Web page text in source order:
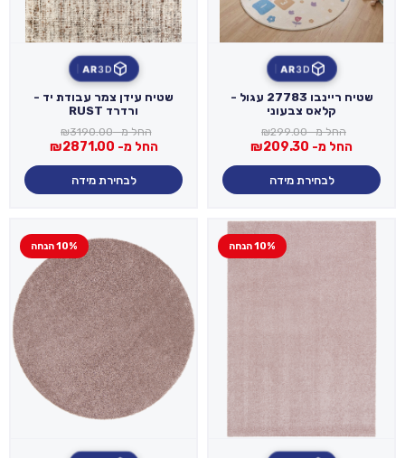
3D
AR
שטיח ריינבו 27783 עגול -
קלאס צבעוני
החל מ- ₪299.00
החל מ- ₪209.30
לבחירת מידה
3D
AR
שטיח עידן צמר עבודת יד -
ורדרד RUST
החל מ- ₪3190.00
החל מ- ₪2871.00
לבחירת מידה
10% הנחה 10% הנחה